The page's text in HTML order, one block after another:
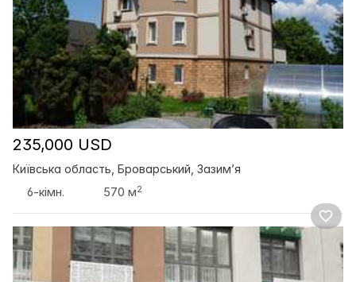
235,000 USD
Київська область, Броварський, Зазим’я
6-кімн.
570 м2